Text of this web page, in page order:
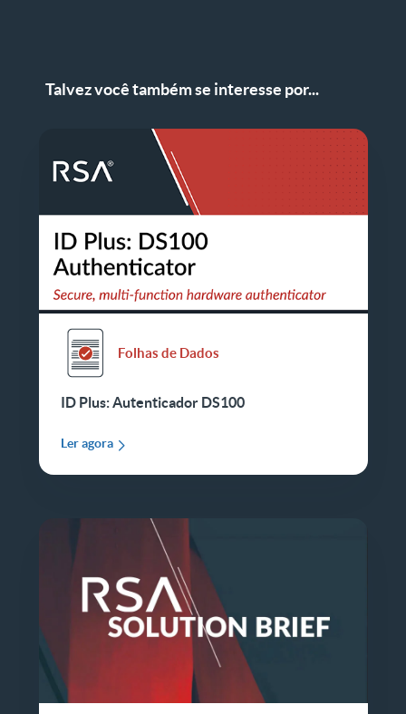
Talvez você também se interesse por...
Folhas de Dados
ID Plus: Autenticador DS100
Ler agora